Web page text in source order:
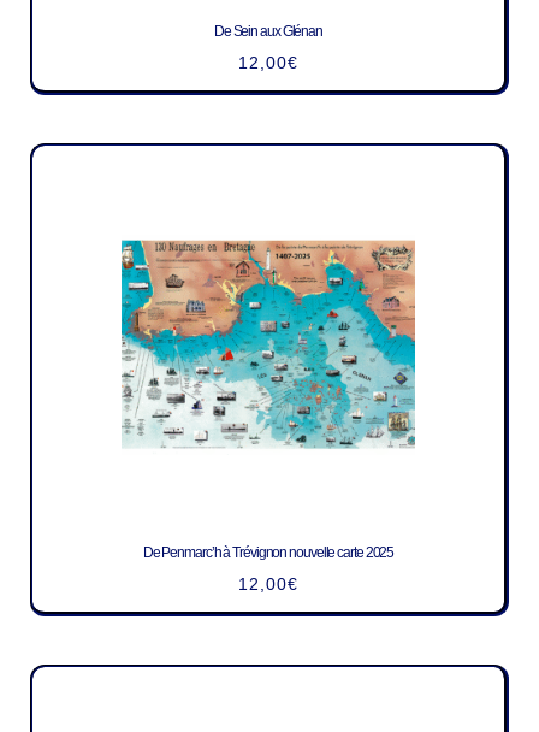
De Sein aux Glénan
12,00€
De Penmarc’h à Trévignon nouvelle carte 2025
12,00€